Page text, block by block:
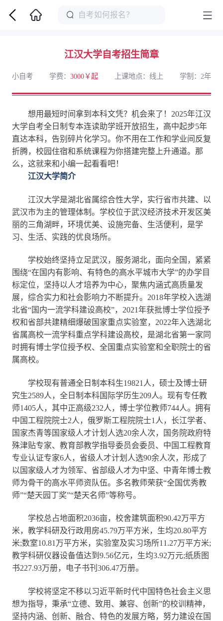
江汉大学自考招生简章
小自考 学费： 3000￥起 上课地点：线上 学制：2年
想用最短时间拿到本科文凭？机会来了！2025年江汉
大学自考全日制专本连读助学班开放招生，高中起步5年
直达本科，告别碎片化学习。你不用在工作和学业间反复
折腾，校园住宿和系统课程为你搭建完整上升通道。那
么，这就来和小编一起看看吧！
江汉大学简介
江汉大学是湖北省属综合性大学，实行省市共建、以
武汉市为主的管理体制。学校位于武汉经济技术开发区美
丽的三角湖畔，环境优美、设施完备、生活便利，是学
习、生活、实践的优良场所。
学校始终坚持立足武汉，服务湖北，面向全国，紧紧
围绕“在国内有影响、有特色的高水平城市大学”的办学目
标定位，坚持以人才培养为中心，聚焦内涵式高质量发
展，综合实力和社会影响力不断提升。2018年学校入选湖
北省“国内一流学科建设高校”，2021年获批博士学位授予
权和省部共建精细爆破国家重点实验室，2022年入选湖北
省属高校一流学科重点学科建设高校，是湖北省第一家同
时拥有博士学位授予权、全国重点实验室和全职院士的省
属高校。
学校现有普通全日制本科生19821人，硕士及博士研
究生2589人，全日制本科国际学历生209人。现有专任教
师1405人，其中正高级232人，博士学位教师744人。拥有
中国工程院院士2人，俄罗斯工程院院士1人，长江学者、
国家杰青等国家级人才计划人选20余人次，国务院政府特
殊津贴专家、教育部教学指导委员会委员、中国工程教育
专业认证专家6人，省级人才计划人选90余人次，形成了
以国家级人才为领军、省部级人才为中坚、中青年博士教
师为骨干的高水平师资队伍。多名教师荣获“全国优秀教
师”“楚天园丁奖”“楚天名师”等称号。
学校总占地面积2036亩，校舍建筑面积90.42万平方
米，教学科研及行政用房45.79万平方米，生均20.80平方
米;数室10.81万平方米，实验室及实习场所11.27万平方米;
教学科研仪器设备值达到9.56亿元，生均3.92万元;纸质图
书227.93万册，电子书刊306.47万册。
学校将坚定不移以习近平新时代中国特色社会主义思
想为指导，秉承“立德、致用、兼容、创新”的校训精神，
坚持内涵、创新、融合、特色的发展方略，努力建设在国